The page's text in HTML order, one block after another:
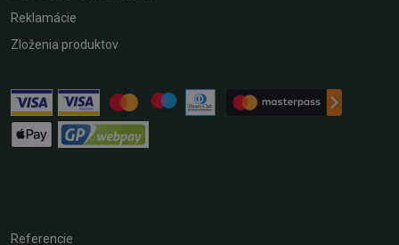
Reklamácie
Zloženia produktov
Referencie